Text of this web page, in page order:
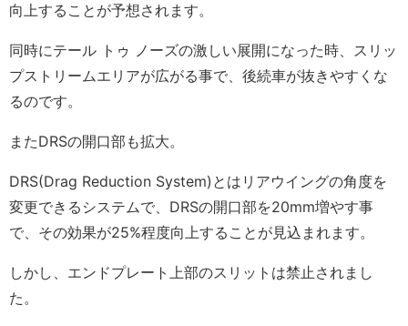
向上することが予想されます。
同時にテール トゥ ノーズの激しい展開になった時、スリッ
プストリームエリアが広がる事で、後続車が抜きやすくな
るのです。
またDRSの開口部も拡大。
DRS(Drag Reduction System)とはリアウイングの角度を
変更できるシステムで、DRSの開口部を20mm増やす事
で、その効果が25%程度向上することが見込まれます。
しかし、エンドプレート上部のスリットは禁止されまし
た。